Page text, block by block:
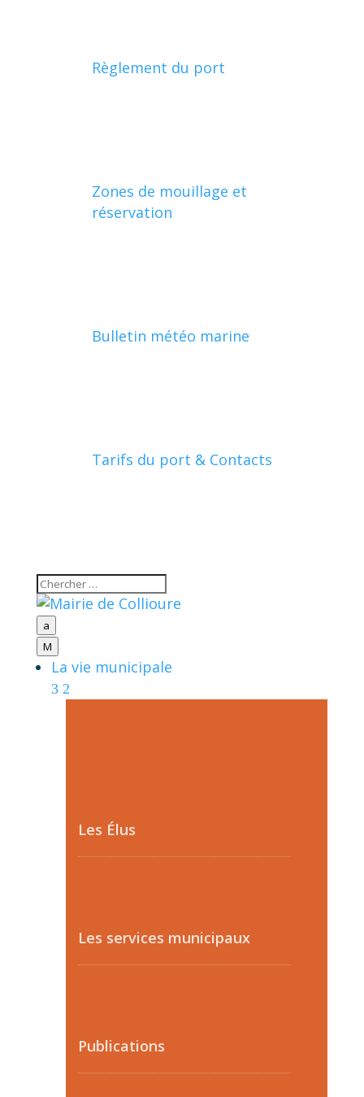
Règlement du port
Zones de mouillage et
réservation
Bulletin météo marine
Tarifs du port & Contacts
a
M
La vie municipale
Les Élus
Les services municipaux
Publications